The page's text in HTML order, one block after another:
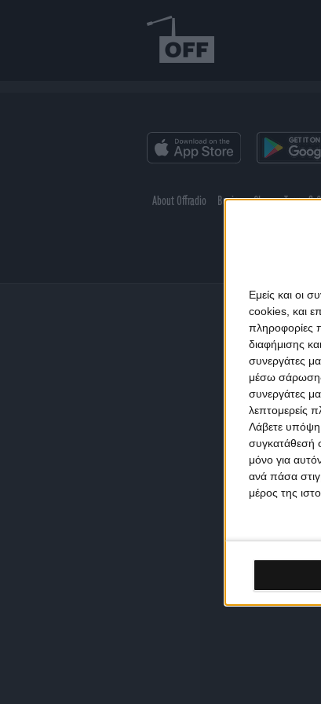
Εμείς και οι
cookies, και
πληροφορίες
διαφήμισης
συνεργάτες
μέσω σάρωσης
συνεργάτες
λεπτομερείς
Λάβετε υπόψη
συγκατάθεσή
μόνο για
ανά πάσα
μέρος της
About Offradio Business Class Terms &